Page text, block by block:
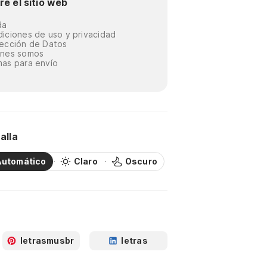
el sitio web
de uso y privacidad
de Datos
somos
para envío
Claro Oscuro
letrasmusbr letras